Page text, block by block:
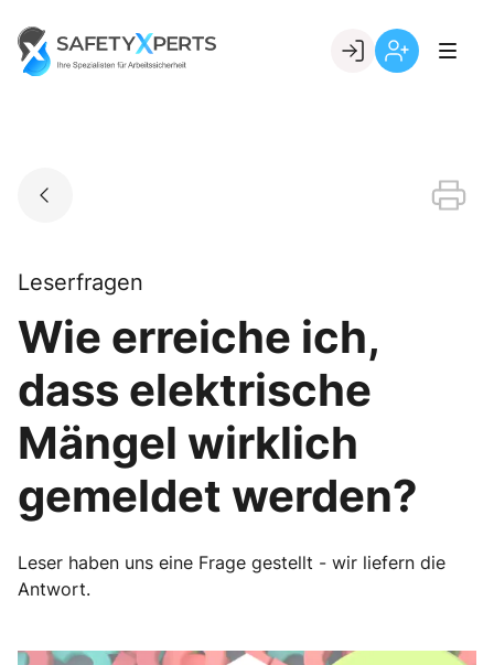
content
Go to landing page.
Leserfragen
Wie erreiche ich,
dass elektrische
Mängel wirklich
gemeldet werden?
Leser haben uns eine Frage gestellt - wir liefern die
Antwort.